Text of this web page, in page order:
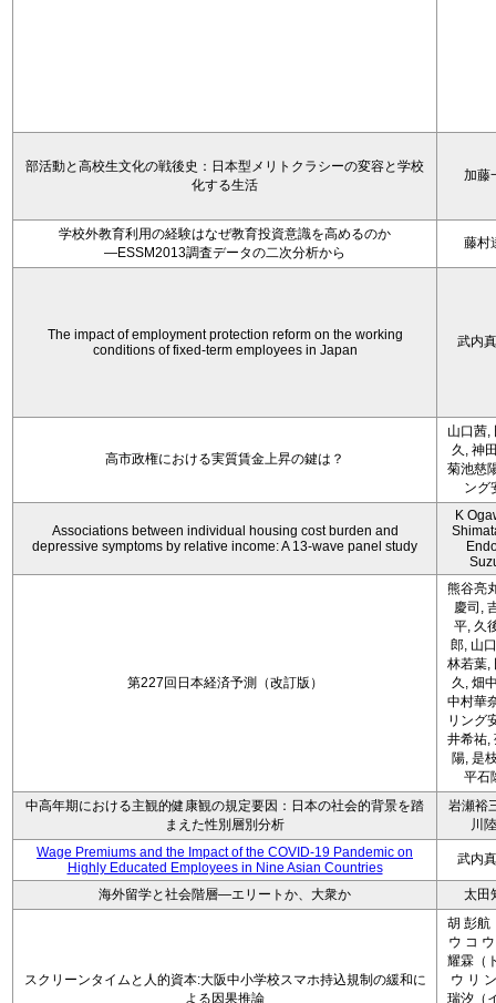
部活動と高校生文化の戦後史：日本型メリトクラシーの変容と学校
化する生活
加藤
学校外教育利用の経験はなぜ教育投資意識を高めるのか
―ESSM2013調査データの二次分析から
藤村
The impact of employment protection reform on the working
conditions of fixed-term employees in Japan
武内
高市政権における実質賃金上昇の鍵は？
山口茜,
久, 神
菊池慈
ング
Associations between individual housing cost burden and
depressive symptoms by relative income: A 13-wave panel study
K
第227回日本経済予測（改訂版）
熊谷亮
慶司,
平, 久
郎, 山
林若葉,
久, 畑
中村華
リング
井希祐,
陽, 是
平石
中高年期における主観的健康観の規定要因：日本の社会的背景を踏
まえた性別層別分析
岩瀬裕
川
Wage Premiums and the Impact of the COVID‑19 Pandemic on
Highly Educated Employees in Nine Asian Countries
武内
海外留学と社会階層―エリートか、大衆か 太田
スクリーンタイムと人的資本:大阪中小学校スマホ持込規制の緩和に
よる因果推論
胡 彭航
ウ コ
耀霖（
ウ リ
瑞汐（